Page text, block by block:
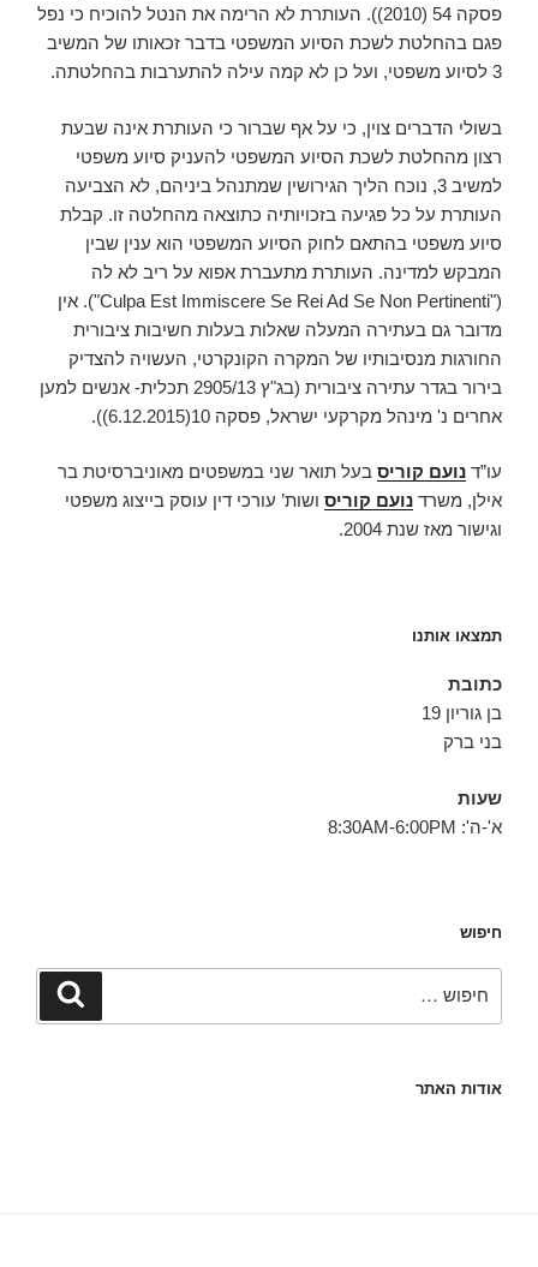
פסקה 54 (2010)). העותרת לא הרימה את הנטל להוכיח כי נפל
פגם בהחלטת לשכת הסיוע המשפטי בדבר זכאותו של המשיב
3 לסיוע משפטי, ועל כן לא קמה עילה להתערבות בהחלטתה.
בשולי הדברים צוין, כי על אף שברור כי העותרת אינה שבעת
רצון מהחלטת לשכת הסיוע המשפטי להעניק סיוע משפטי
למשיב 3, נוכח הליך הגירושין שמתנהל ביניהם, לא הצביעה
העותרת על כל פגיעה בזכויותיה כתוצאה מהחלטה זו. קבלת
סיוע משפטי בהתאם לחוק הסיוע המשפטי הוא ענין שבין
המבקש למדינה. העותרת מתעברת אפוא על ריב לא לה
("Culpa Est Immiscere Se Rei Ad Se Non Pertinenti"). אין
מדובר גם בעתירה המעלה שאלות בעלות חשיבות ציבורית
החורגות מנסיבותיו של המקרה הקונקרטי, העשויה להצדיק
בירור בגדר עתירה ציבורית (בג"ץ 2905/13 תכלית- אנשים למען
אחרים נ' מינהל מקרקעי ישראל, פסקה 10(‏6.12.2015)).
עו”ד נועם קוריס בעל תואר שני במשפטים מאוניברסיטת בר
אילן, משרד נועם קוריס ושות’ עורכי דין עוסק בייצוג משפטי
וגישור מאז שנת 2004.
תמצאו אותנו
כתובת
בן גוריון 19
בני ברק
שעות
א'-ה': 8:30AM-6:00PM
חיפוש
חיפוש
אודות האתר